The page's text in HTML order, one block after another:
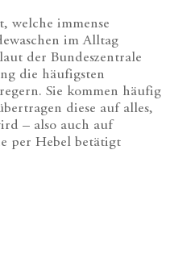
welche immense
im Alltag
der Bundeszentrale
die häufigsten
Sie kommen häufig
diese auf alles,
– also auch auf
per Hebel betätigt